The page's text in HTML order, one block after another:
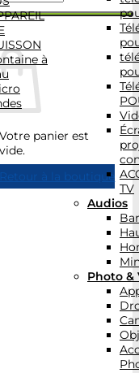
Votre panier est
vide.
Retour à la boutique
à
TV
Audios
Photo &